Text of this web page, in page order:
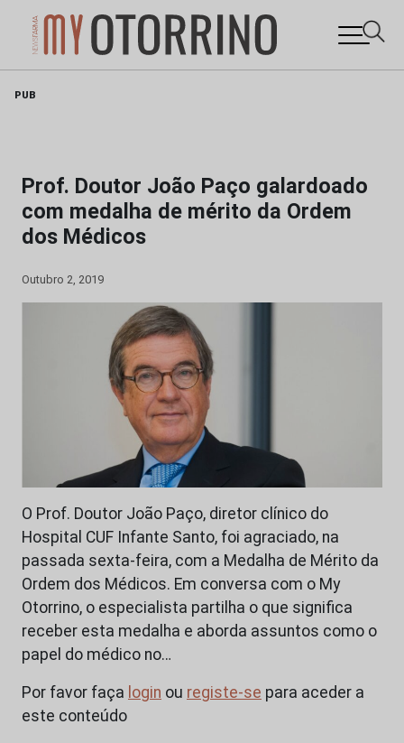
PUB
Prof. Doutor João Paço galardoado
com medalha de mérito da Ordem
dos Médicos
Outubro 2, 2019
O Prof. Doutor João Paço, diretor clínico do
Hospital CUF Infante Santo, foi agraciado, na
passada sexta-feira, com a Medalha de Mérito da
Ordem dos Médicos. Em conversa com o My
Otorrino, o especialista partilha o que significa
receber esta medalha e aborda assuntos como o
papel do médico no…
Por favor faça login ou registe-se para aceder a
este conteúdo